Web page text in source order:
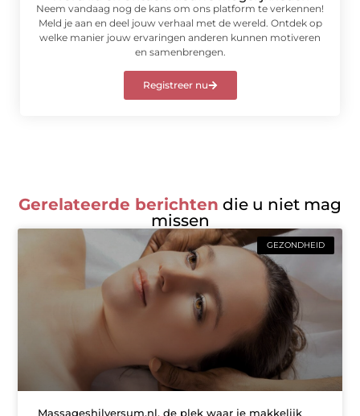
Neem vandaag nog de kans om ons platform te verkennen!
Meld je aan en deel jouw verhaal met de wereld. Ontdek op
welke manier jouw ervaringen anderen kunnen motiveren
en samenbrengen.
Registreer nu
Gerelateerde berichten die u niet mag
missen
GEZONDHEID
Massageshilversum.nl, de plek waar je makkelijk